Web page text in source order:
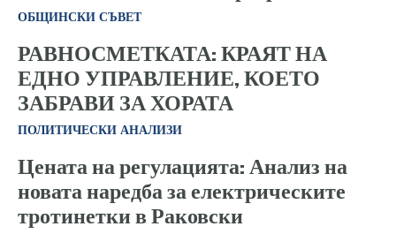
ОБЩИНСКИ СЪВЕТ
РАВНОСМЕТКАТА: КРАЯТ НА
ЕДНО УПРАВЛЕНИЕ, КОЕТО
ЗАБРАВИ ЗА ХОРАТА
ПОЛИТИЧЕСКИ АНАЛИЗИ
Цената на регулацията: Анализ на
новата наредба за електрическите
тротинетки в Раковски